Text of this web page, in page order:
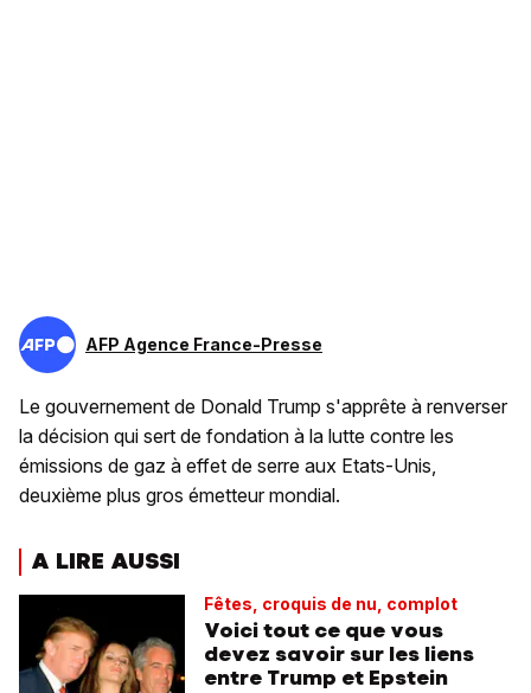
AFP Agence France-Presse
Le gouvernement de Donald Trump s'apprête à renverser
la décision qui sert de fondation à la lutte contre les
émissions de gaz à effet de serre aux Etats-Unis,
deuxième plus gros émetteur mondial.
A LIRE AUSSI
Fêtes, croquis de nu, complot
Voici tout ce que vous
devez savoir sur les liens
entre Trump et Epstein